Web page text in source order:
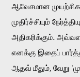
ஆவேசமான
முதிர்ச்சியும்
அதிகரிக்கும்.
எனக்கு இதைப்
ஆதவ் மீதும், வேறு